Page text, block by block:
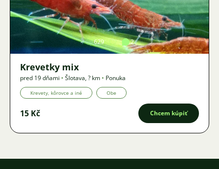
Obrázok
629 2
Krevetky mix
pred 19 dňami • Šlotava,? km • Ponuka
Krevety, kôrovce a iné Obe
15 Kč Chcem kúpiť